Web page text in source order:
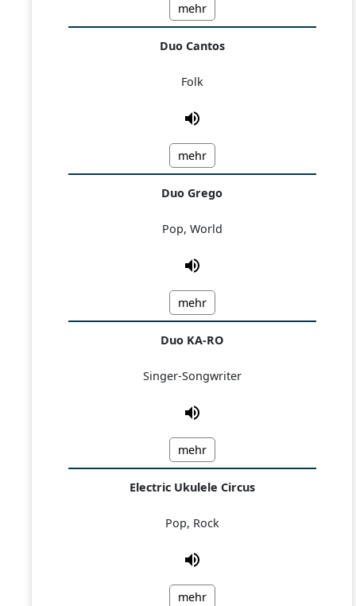
mehr
Duo Cantos
Folk
mehr
Duo Grego
Pop, World
mehr
Duo KA-RO
Singer-Songwriter
mehr
Electric Ukulele Circus
Pop, Rock
mehr